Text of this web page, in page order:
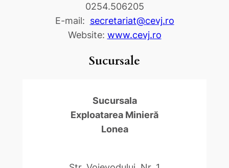
0254.506205
E-mail: secretariat@cevj.ro
Website: www.cevj.ro
Sucursale
Sucursala
Exploatarea Minieră
Lonea